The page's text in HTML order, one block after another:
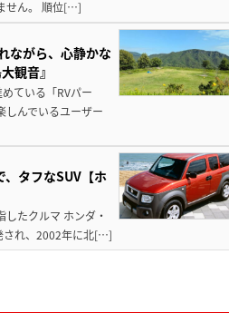
せん。 順位[…]
ながら、心静かな
観音』
ている「RVパー
しんでいるユーザー
タフなSUV【ホ
たクルマ ホンダ・
され、2002年に北[…]